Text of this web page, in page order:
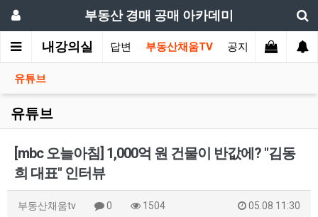
부동산 경매 공매 아카데미
내강의실
상담 부동산 질의와 답변 부동산채움TV 공지사항
유튜브
유튜브
[mbc 오늘아침] 1,000억 원 건물이 반값에? "김동
희 대표" 인터뷰
부동산채움tv 0 1504 05.08 11:30